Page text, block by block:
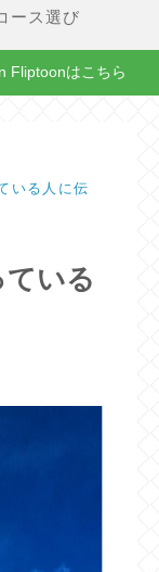
ース選び
Fliptoonはこちら
いる人に伝
いる